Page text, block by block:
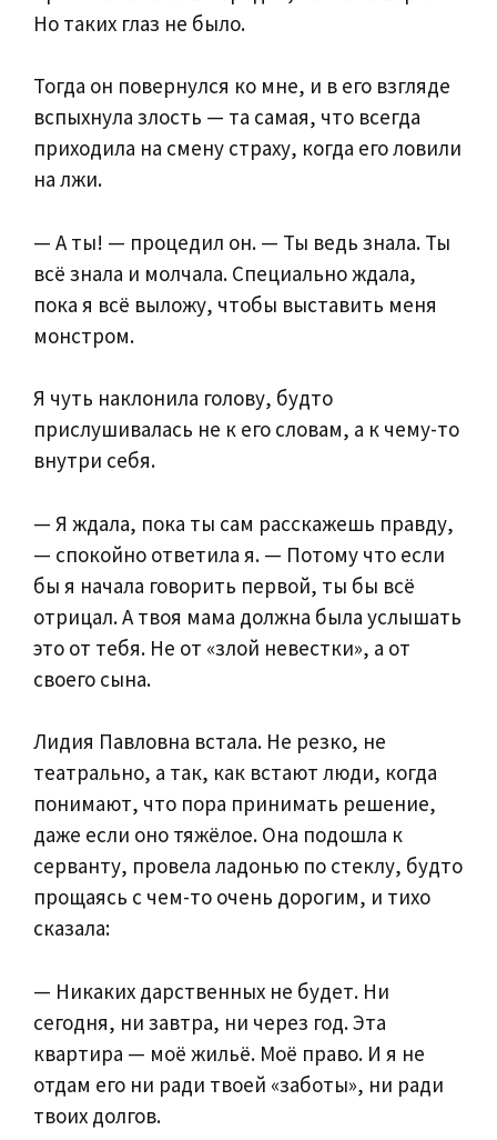
Но таких глаз не было.
Тогда он повернулся ко мне, и в его взгляде
вспыхнула злость — та самая, что всегда
приходила на смену страху, когда его ловили
на лжи.
— А ты! — процедил он. — Ты ведь знала. Ты
всё знала и молчала. Специально ждала,
пока я всё выложу, чтобы выставить меня
монстром.
Я чуть наклонила голову, будто
прислушивалась не к его словам, а к чему-то
внутри себя.
— Я ждала, пока ты сам расскажешь правду,
— спокойно ответила я. — Потому что если
бы я начала говорить первой, ты бы всё
отрицал. А твоя мама должна была услышать
это от тебя. Не от «злой невестки», а от
своего сына.
Лидия Павловна встала. Не резко, не
театрально, а так, как встают люди, когда
понимают, что пора принимать решение,
даже если оно тяжёлое. Она подошла к
серванту, провела ладонью по стеклу, будто
прощаясь с чем-то очень дорогим, и тихо
сказала:
— Никаких дарственных не будет. Ни
сегодня, ни завтра, ни через год. Эта
квартира — моё жильё. Моё право. И я не
отдам его ни ради твоей «заботы», ни ради
твоих долгов.